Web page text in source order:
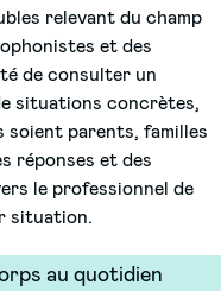
relevant du champ
et des
de consulter un
situations concrètes,
soient parents, familles
réponses et des
le professionnel de
situation.